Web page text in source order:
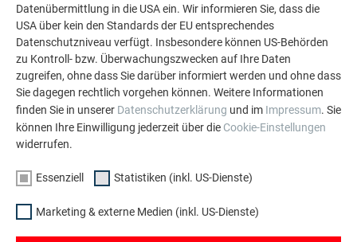
MEHR REFERENZEN ANSEHEN
Datenübermittlung in die USA ein. Wir informieren Sie, dass die
USA über kein den Standards der EU entsprechendes
Datenschutzniveau verfügt. Insbesondere können US-Behörden
zu Kontroll- bzw. Überwachungszwecken auf Ihre Daten
zugreifen, ohne dass Sie darüber informiert werden und ohne dass
Sie dagegen rechtlich vorgehen können. Weitere Informationen
finden Sie in unserer Datenschutzerklärung und im Impressum. Sie
können Ihre Einwilligung jederzeit über die Cookie-Einstellungen
widerrufen.
Essenziell Statistiken (inkl. US-Dienste)
Marketing & externe Medien (inkl. US-Dienste)